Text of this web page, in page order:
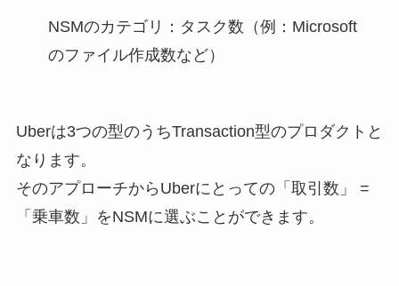
NSMのカテゴリ：タスク数（例：Microsoft
のファイル作成数など）
Uberは3つの型のうちTransaction型のプロダクトと
なります。
そのアプローチからUberにとっての「取引数」 =
「乗車数」をNSMに選ぶことができます。